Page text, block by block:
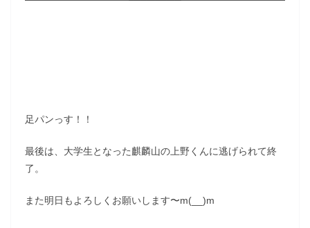
足パンっす！！
最後は、大学生となった麒麟山の上野くんに逃げられて終
了。
また明日もよろしくお願いします〜m(__)m